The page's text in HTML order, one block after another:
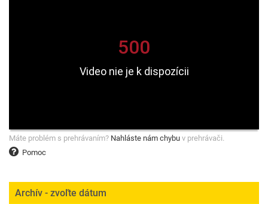
Pomoc
Máte problém s prehrávaním? Nahláste nám chybu v prehrávači.
Archív - zvoľte dátum